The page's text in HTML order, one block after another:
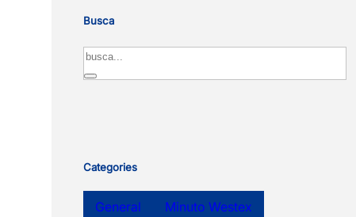
Busca
Search
Categories
General
Minuto Westex